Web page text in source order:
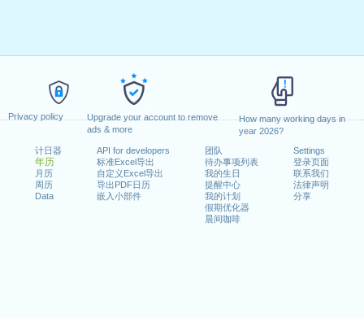
Privacy policy
Upgrade your account to remove
ads & more
How many working days in
year 2026?
计日器
年历
月历
周历
Data
API for developers
标准Excel导出
自定义Excel导出
导出PDF日历
嵌入小部件
团队
待办事项列表
我的生日
提醒中心
我的计划
假期优化器
晨间咖啡
Settings
登录页面
联系我们
法律声明
分享